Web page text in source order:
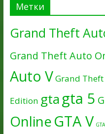
Метки
Grand Theft
Grand Theft Auto
Auto VGrand
Edition gtagta 5
OnlineGTA V